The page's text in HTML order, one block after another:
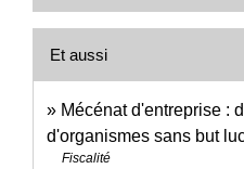
Et aussi
Mécénat d'entreprise :
d'organismes sans but
Fiscalité